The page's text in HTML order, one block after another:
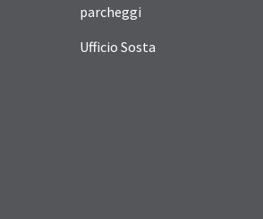
parcheggi
Ufficio Sosta